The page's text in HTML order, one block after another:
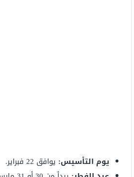
يوم التأسيس: يوافق 22 فبراير.